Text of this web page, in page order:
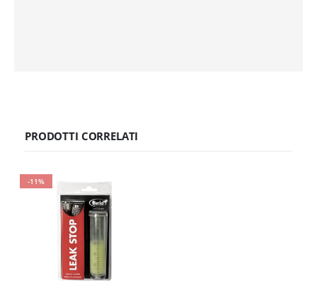
PRODOTTI CORRELATI
-11%